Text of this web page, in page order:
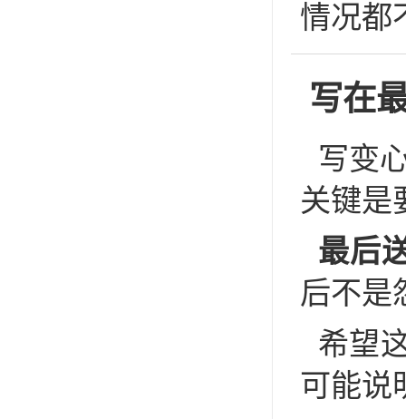
情况都
写在
写变
关键是
最后
后不是
希望
可能说